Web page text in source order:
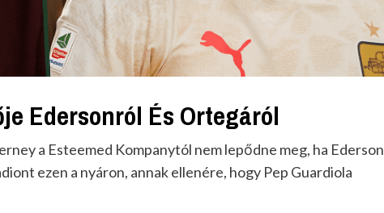
Edersonról És Ortegáról
a Esteemed Kompanytól nem lepődne meg, ha Ederson
ezen a nyáron, annak ellenére, hogy Pep Guardiola